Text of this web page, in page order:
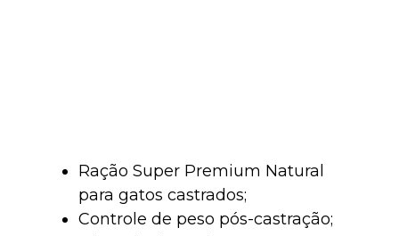
Ração Super Premium Natural
para gatos castrados;
Controle de peso pós-castração;